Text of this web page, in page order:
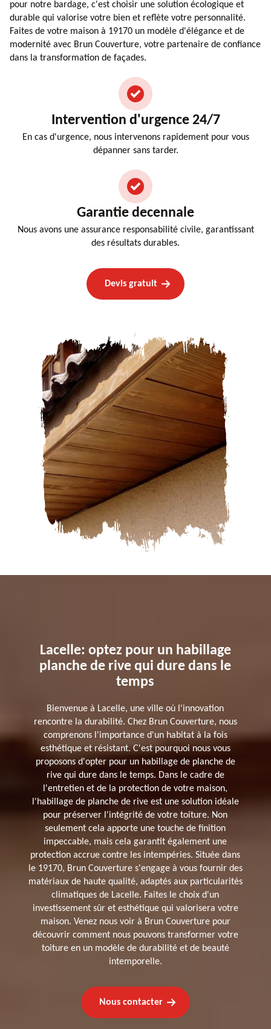
pour notre bardage, c'est choisir une solution écologique et
durable qui valorise votre bien et reflète votre personnalité.
Faites de votre maison à 19170 un modèle d'élégance et de
modernité avec Brun Couverture, votre partenaire de confiance
dans la transformation de façades.
Intervention d'urgence 24/7
En cas d'urgence, nous intervenons rapidement pour vous
dépanner sans tarder.
Garantie decennale
Nous avons une assurance responsabilité civile, garantissant
des résultats durables.
Devis gratuit
Lacelle: optez pour un habillage
planche de rive qui dure dans le
temps
Bienvenue à Lacelle, une ville où l'innovation
rencontre la durabilité. Chez Brun Couverture, nous
comprenons l'importance d'un habitat à la fois
esthétique et résistant. C'est pourquoi nous vous
proposons d'opter pour un habillage de planche de
rive qui dure dans le temps. Dans le cadre de
l'entretien et de la protection de votre maison,
l'habillage de planche de rive est une solution idéale
pour préserver l'intégrité de votre toiture. Non
seulement cela apporte une touche de finition
impeccable, mais cela garantit également une
protection accrue contre les intempéries. Située dans
le 19170, Brun Couverture s'engage à vous fournir des
matériaux de haute qualité, adaptés aux particularités
climatiques de Lacelle. Faites le choix d'un
investissement sûr et esthétique qui valorisera votre
maison. Venez nous voir à Brun Couverture pour
découvrir comment nous pouvons transformer votre
toiture en un modèle de durabilité et de beauté
intemporelle.
Nous contacter